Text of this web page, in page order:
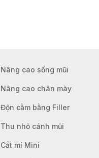
Nâng cao sống mũi
Nâng cao chân mày
Độn cằm bằng Filler
Thu nhỏ cánh mũi
Cắt mí Mini